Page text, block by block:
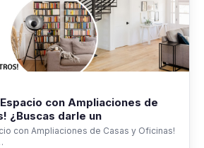
con Ampliaciones de
¿Buscas darle un
con Ampliaciones de Casas y Oficinas!